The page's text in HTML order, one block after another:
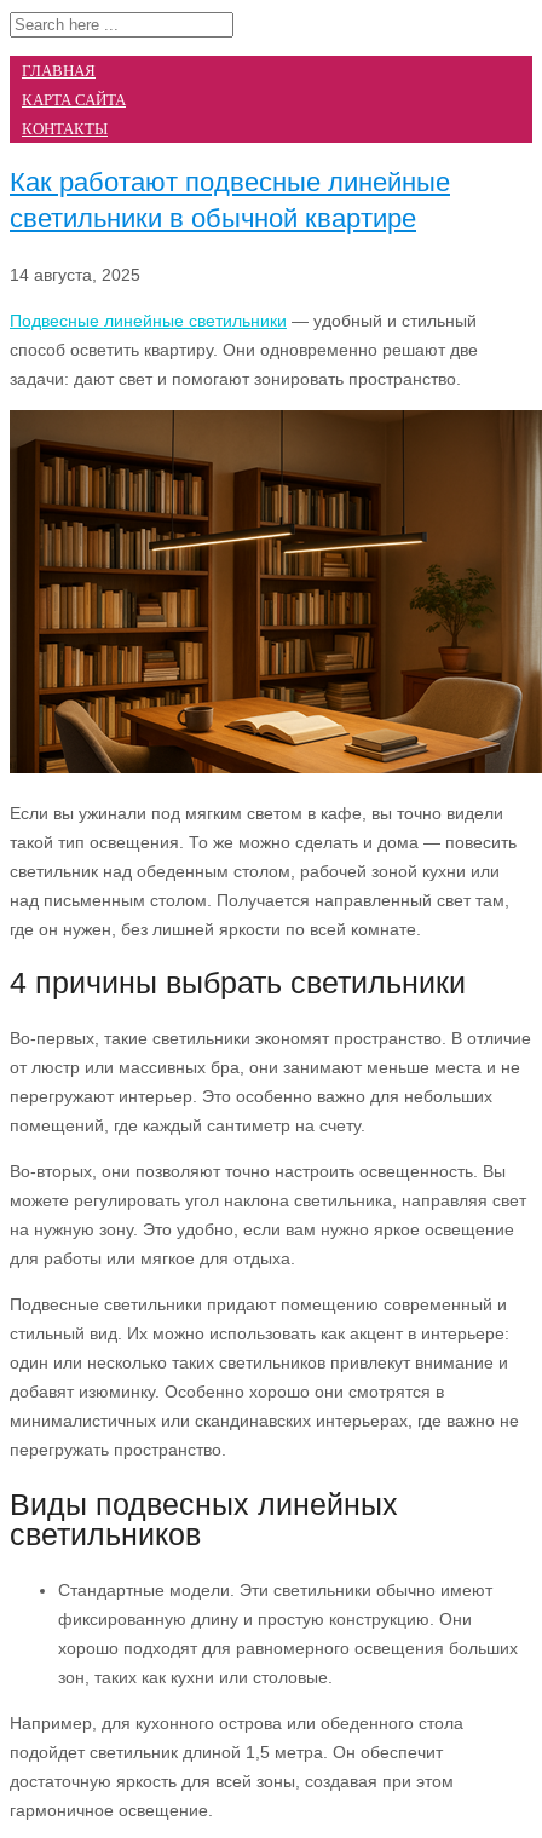
ГЛАВНАЯ
КАРТА САЙТА
КОНТАКТЫ
Как работают подвесные линейные
светильники в обычной квартире
14 августа, 2025
Подвесные линейные светильники — удобный и стильный
способ осветить квартиру. Они одновременно решают две
задачи: дают свет и помогают зонировать пространство.
Если вы ужинали под мягким светом в кафе, вы точно видели
такой тип освещения. То же можно сделать и дома — повесить
светильник над обеденным столом, рабочей зоной кухни или
над письменным столом. Получается направленный свет там,
где он нужен, без лишней яркости по всей комнате.
4 причины выбрать светильники
Во-первых, такие светильники экономят пространство. В отличие
от люстр или массивных бра, они занимают меньше места и не
перегружают интерьер. Это особенно важно для небольших
помещений, где каждый сантиметр на счету.
Во-вторых, они позволяют точно настроить освещенность. Вы
можете регулировать угол наклона светильника, направляя свет
на нужную зону. Это удобно, если вам нужно яркое освещение
для работы или мягкое для отдыха.
Подвесные светильники придают помещению современный и
стильный вид. Их можно использовать как акцент в интерьере:
один или несколько таких светильников привлекут внимание и
добавят изюминку. Особенно хорошо они смотрятся в
минималистичных или скандинавских интерьерах, где важно не
перегружать пространство.
Виды подвесных линейных
светильников
Стандартные модели. Эти светильники обычно имеют
фиксированную длину и простую конструкцию. Они
хорошо подходят для равномерного освещения больших
зон, таких как кухни или столовые.
Например, для кухонного острова или обеденного стола
подойдет светильник длиной 1,5 метра. Он обеспечит
достаточную яркость для всей зоны, создавая при этом
гармоничное освещение.